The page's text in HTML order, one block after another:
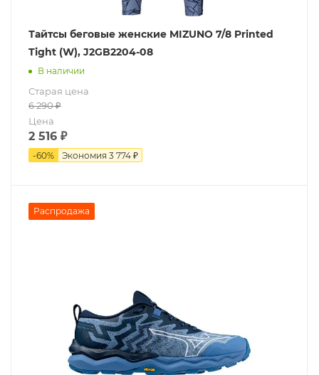
Тайтсы беговые женские MIZUNO 7/8 Printed
Tight (W), J2GB2204-08
В наличии
Старая цена
6 290₽
Цена
2 516 ₽
-60% Экономия 3 774 ₽
Распродажа